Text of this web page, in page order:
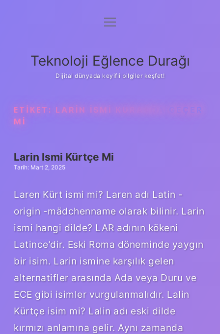
Anasayfa
Yasal Uyarı
menüyü
Teknoloji Eğlence Durağı
Dijital dünyada keyifli bilgiler keşfet!
ETIKET: LARIN ISMI KURANDA GEÇER
MI
Larin Ismi Kürtçe Mi
Tarih: Mart 2, 2025
Laren Kürt ismi mi? Laren adı Latin -
origin -mädchenname olarak bilinir. Larin
ismi hangi dilde? LAR adının kökeni
Latince’dir. Eski Roma döneminde yaygın
bir isim. Larin ismine karşılık gelen
alternatifler arasında Ada veya Duru ve
ECE gibi isimler vurgulanmalıdır. Lalin
Kürtçe isim mi? Lalin adı eski dilde
kırmızı anlamına gelir. Aynı zamanda